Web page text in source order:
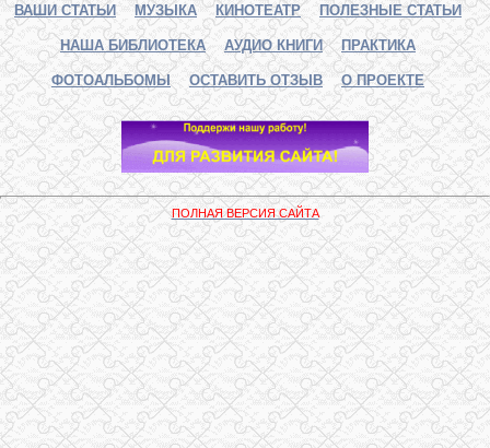
ВАШИ СТАТЬИ МУЗЫКА КИНОТЕАТР ПОЛЕЗНЫЕ СТАТЬИ
НАША БИБЛИОТЕКА АУДИО КНИГИ ПРАКТИКА
ФОТОАЛЬБОМЫ ОСТАВИТЬ ОТЗЫВ О ПРОЕКТЕ
ПОЛНАЯ ВЕРСИЯ САЙТА